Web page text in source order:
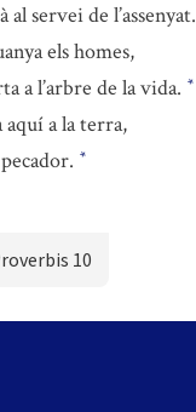
servei de l’assenyat.
els homes,
a l’arbre de la vida. *
aquí a la terra,
*
10